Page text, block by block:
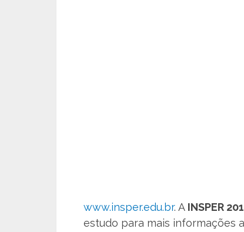
www.insper.edu.br. A INSPER
estudo para mais informações